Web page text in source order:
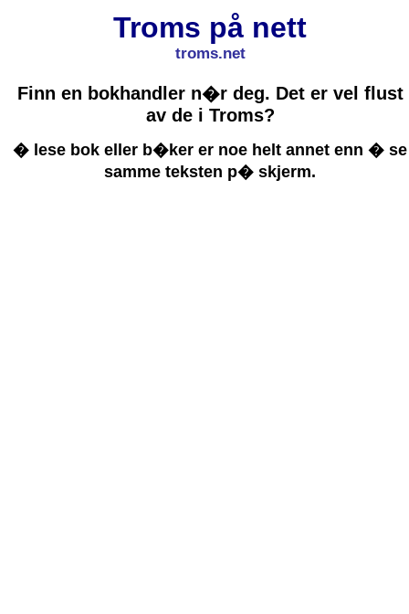
Troms på nett
troms.net
Finn en bokhandler n�r deg. Det er vel flust
av de i Troms?
� lese bok eller b�ker er noe helt annet enn � se
samme teksten p� skjerm.